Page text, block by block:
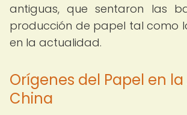
antiguas, que sentaron las
producción de papel tal como
en la actualidad.
Orígenes del Papel en
China